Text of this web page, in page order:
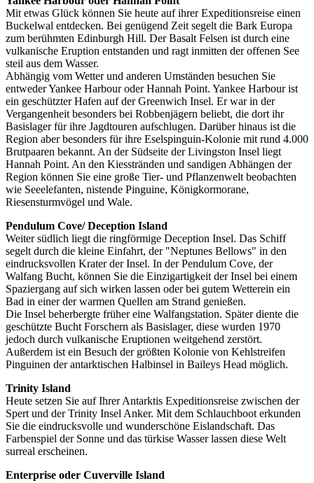
Mit etwas Glück können Sie heute auf ihrer Expeditionsreise einen
Buckelwal entdecken. Bei genügend Zeit segelt die Bark Europa
zum berühmten Edinburgh Hill. Der Basalt Felsen ist durch eine
vulkanische Eruption entstanden und ragt inmitten der offenen See
steil aus dem Wasser.
Abhängig vom Wetter und anderen Umständen besuchen Sie
entweder Yankee Harbour oder Hannah Point. Yankee Harbour ist
ein geschützter Hafen auf der Greenwich Insel. Er war in der
Vergangenheit besonders bei Robbenjägern beliebt, die dort ihr
Basislager für ihre Jagdtouren aufschlugen. Darüber hinaus ist die
Region aber besonders für ihre Eselspinguin-Kolonie mit rund 4.000
Brutpaaren bekannt. An der Südseite der Livingston Insel liegt
Hannah Point. An den Kiesstränden und sandigen Abhängen der
Region können Sie eine große Tier- und Pflanzenwelt beobachten
wie Seeelefanten, nistende Pinguine, Königkormorane,
Riesensturmvögel und Wale.
Pendulum Cove/ Deception Island
Weiter südlich liegt die ringförmige Deception Insel. Das Schiff
segelt durch die kleine Einfahrt, der "Neptunes Bellows" in den
eindrucksvollen Krater der Insel. In der Pendulum Cove, der
Walfang Bucht, können Sie die Einzigartigkeit der Insel bei einem
Spaziergang auf sich wirken lassen oder bei gutem Wetterein ein
Bad in einer der warmen Quellen am Strand genießen.
Die Insel beherbergte früher eine Walfangstation. Später diente die
geschützte Bucht Forschern als Basislager, diese wurden 1970
jedoch durch vulkanische Eruptionen weitgehend zerstört.
Außerdem ist ein Besuch der größten Kolonie von Kehlstreifen
Pinguinen der antarktischen Halbinsel in Baileys Head möglich.
Trinity Island
Heute setzen Sie auf Ihrer Antarktis Expeditionsreise zwischen der
Spert und der Trinity Insel Anker. Mit dem Schlauchboot erkunden
Sie die eindrucksvolle und wunderschöne Eislandschaft. Das
Farbenspiel der Sonne und das türkise Wasser lassen diese Welt
surreal erscheinen.
Enterprise oder Cuverville Island